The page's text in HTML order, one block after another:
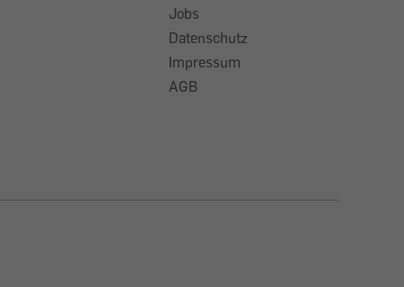
Jobs
Datenschutz
Impressum
AGB